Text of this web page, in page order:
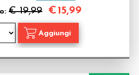
€ 19,99 €15,99